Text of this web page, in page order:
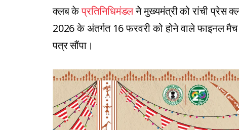
क्लब केप्रतिनिधिमंडलनेे मुख्यमंत्री को रांची प्रेस
2026 के अंतर्गत 16 फरवरी को होने वाले फाइनल
पत्र सौंपा।